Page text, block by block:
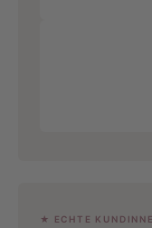
★ ECHTE